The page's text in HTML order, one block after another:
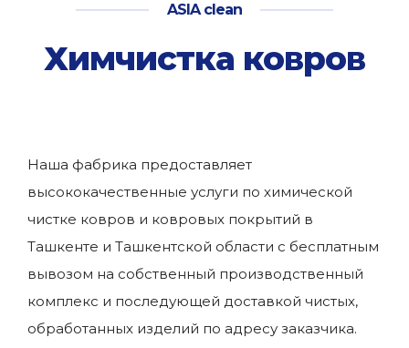
ASIA clean
Химчистка ковров
Наша фабрика предоставляет
высококачественные услуги по химической
чистке ковров и ковровых покрытий в
Ташкенте и Ташкентской области с бесплатным
вывозом на собственный производственный
комплекс и последующей доставкой чистых,
обработанных изделий по адресу заказчика.